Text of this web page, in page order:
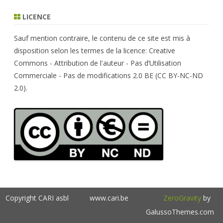
r
h
LICENCE
Sauf mention contraire, le contenu de ce site est mis à
disposition selon les termes de la licence: Creative
Commons - Attribution de l'auteur - Pas d’Utilisation
Commerciale - Pas de modifications 2.0 BE (CC BY-NC-ND
2.0).
Copyright CARI asbl www.cari.be ZeroGravityby
GalussoThemes.com